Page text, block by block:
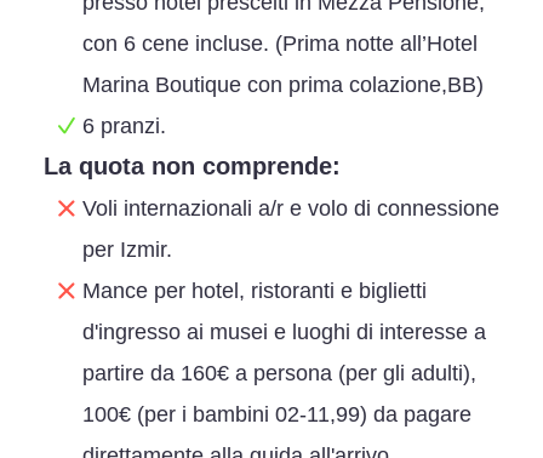
con 6 cene incluse. (Prima notte all’Hotel
Marina Boutique con prima colazione,BB)
6 pranzi.
La quota non comprende:
Voli internazionali a/r e volo di connessione
per Izmir.
Mance per hotel, ristoranti e biglietti
d'ingresso ai musei e luoghi di interesse a
partire da 160€ a persona (per gli adulti),
100€ (per i bambini 02-11,99) da pagare